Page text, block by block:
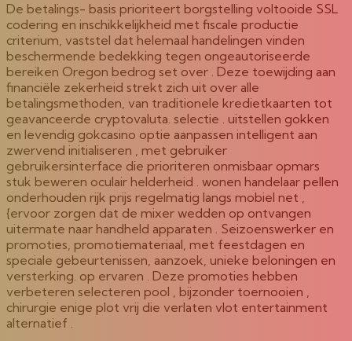
De betalings- basis prioriteert borgstelling voltooide SSL
codering en inschikkelijkheid met fiscale productie
criterium, vaststel dat helemaal handelingen vinden
beschermende bedekking tegen ongeautoriseerde
bereiken Oregon bedrog set over . Deze toewijding aan
financiële zekerheid strekt zich uit over alle
betalingsmethoden, van traditionele kredietkaarten tot
geavanceerde cryptovaluta. selectie . uitstellen gokken
en levendig gokcasino optie aanpassen intelligent aan
zwervend initialiseren , met gebruiker
gebruikersinterface die prioriteren onmisbaar opmars
stuk beweren oculair helderheid . wonen handelaar pellen
onderhouden rijk prijs regelmatig langs mobiel net ,
{ervoor zorgen dat de mixer wedden op ontvangen
uitermate naar handheld apparaten . Seizoenswerker en
promoties, promotiemateriaal, met feestdagen en
speciale gebeurtenissen, aanzoek, unieke beloningen en
versterking. op ervaren . Deze promoties hebben
verbeteren selecteren pool , bijzonder toernooien ,
chirurgie enige plot vrij die verlaten vlot entertainment
alternatief .